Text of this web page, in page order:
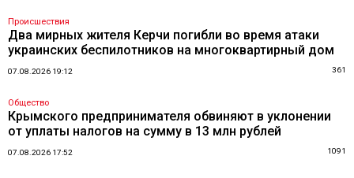
Происшествия
Два мирных жителя Керчи погибли во время атаки
украинских беспилотников на многоквартирный дом
07.08.2026 19:12 361
Общество
Крымского предпринимателя обвиняют в уклонении
от уплаты налогов на сумму в 13 млн рублей
07.08.2026 17:52 1091